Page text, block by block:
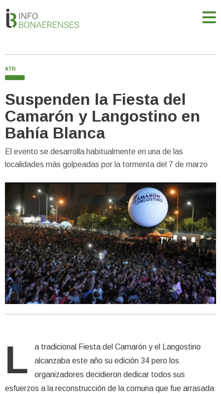
ATR
Suspenden la Fiesta del
Camarón y Langostino en
Bahía Blanca
El evento se desarrolla habitualmente en una de las
localidades más golpeadas por la tormenta del 7 de marzo
L
a tradicional Fiesta del Camarón y el Langostino
alcanzaba este año su edición 34 pero los
organizadores decidieron dedicar todos sus
esfuerzos a la reconstrucción de la comuna que fue arrasada